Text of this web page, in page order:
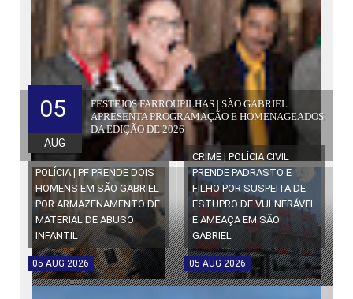
FESTEJOS FARROUPILHAS | SÃO GABRIEL
APRESENTA PROGRAMAÇÃO E HOMENAGEADOS
DA EDIÇÃO DE 2026
05
AUG
POLÍCIA | PF PRENDE DOIS
HOMENS EM SÃO GABRIEL
POR ARMAZENAMENTO DE
MATERIAL DE ABUSO
INFANTIL
05 AUG 2026
CRIME | POLÍCIA CIVIL
PRENDE PADRASTO E
FILHO POR SUSPEITA DE
ESTUPRO DE VULNERÁVEL
E AMEAÇA EM SÃO
GABRIEL
05 AUG 2026